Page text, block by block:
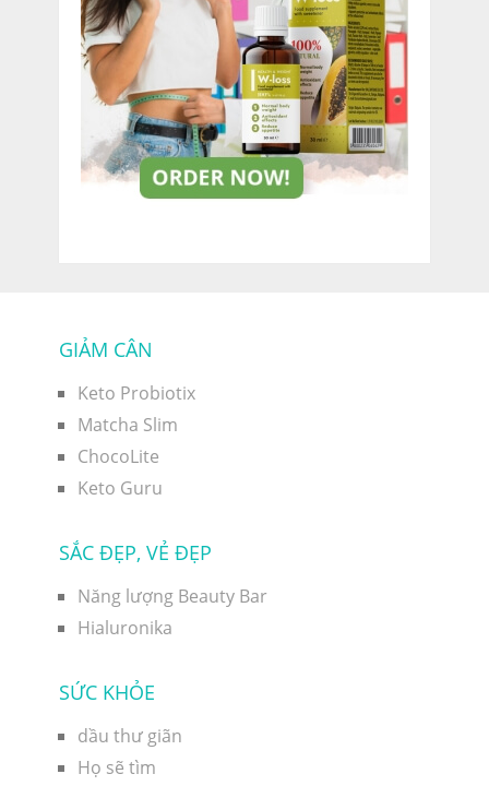
GIẢM CÂN
Keto Probiotix
Matcha Slim
ChocoLite
Keto Guru
SẮC ĐẸP, VẺ ĐẸP
Năng lượng Beauty Bar
Hialuronika
SỨC KHỎE
dầu thư giãn
Họ sẽ tìm